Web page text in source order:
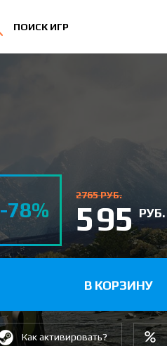
ПОИСК ИГР
-78%
2765 РУБ.
595РУБ.
В КОРЗИНУ
Как активировать?